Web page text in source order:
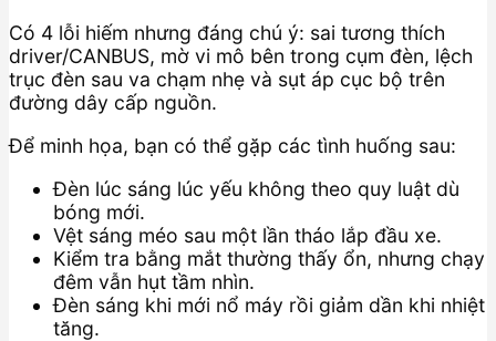
Có 4 lỗi hiếm nhưng đáng chú ý: sai tương thích
driver/CANBUS, mờ vi mô bên trong cụm đèn, lệch
trục đèn sau va chạm nhẹ và sụt áp cục bộ trên
đường dây cấp nguồn.
Để minh họa, bạn có thể gặp các tình huống sau:
Đèn lúc sáng lúc yếu không theo quy luật dù
bóng mới.
Vệt sáng méo sau một lần tháo lắp đầu xe.
Kiểm tra bằng mắt thường thấy ổn, nhưng chạy
đêm vẫn hụt tầm nhìn.
Đèn sáng khi mới nổ máy rồi giảm dần khi nhiệt
tăng.